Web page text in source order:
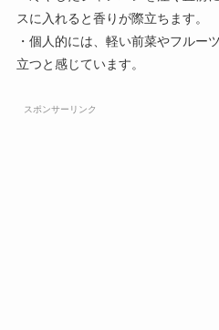
スに入れると香りが際立ちます。
・個人的には、軽い前菜やフルー
立つと感じています。
スポンサーリンク